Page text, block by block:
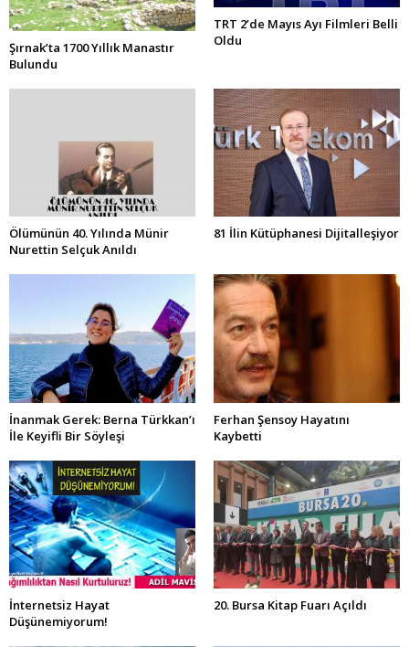
Şırnak’ta 1700 Yıllık Manastır
Bulundu
TRT 2’de Mayıs Ayı Filmleri Belli
Oldu
Ölümünün 40. Yılında Münir
Nurettin Selçuk Anıldı
81 İlin Kütüphanesi Dijitalleşiyor
İnanmak Gerek: Berna Türkkan’ı
İle Keyifli Bir Söyleşi
Ferhan Şensoy Hayatını
Kaybetti
İnternetsiz Hayat
Düşünemiyorum!
20. Bursa Kitap Fuarı Açıldı